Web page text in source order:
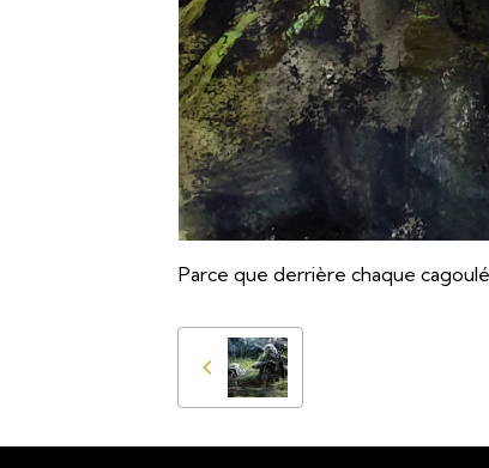
Parce que derrière chaque